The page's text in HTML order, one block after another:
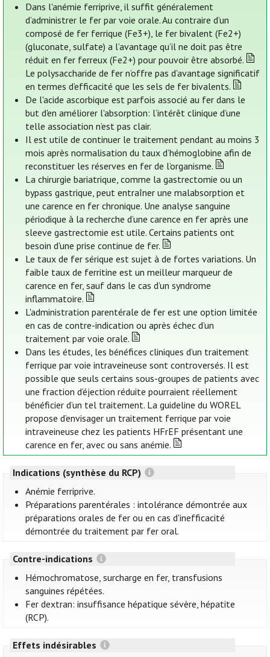
Dans l'anémie ferriprive, il suffit généralement
d’administrer le fer par voie orale. Au contraire d’un
composé de fer ferrique (Fe3+), le fer bivalent (Fe2+)
(gluconate, sulfate) a l’avantage qu’il ne doit pas être
réduit en fer ferreux (Fe2+) pour pouvoir être absorbé.
Le polysaccharide de fer n’offre pas d’avantage significatif
en termes d’efficacité que les sels de fer bivalents.
De l'acide ascorbique est parfois associé au fer dans le
but d'en améliorer l'absorption: l’intérêt clinique d’une
telle association n’est pas clair.
Il est utile de continuer le traitement pendant au moins 3
mois après normalisation du taux d’hémoglobine afin de
reconstituer les réserves en fer de l’organisme.
La chirurgie bariatrique, comme la gastrectomie ou un
bypass gastrique, peut entraîner une malabsorption et
une carence en fer chronique. Une analyse sanguine
périodique à la recherche d’une carence en fer après une
sleeve gastrectomie est utile. Certains patients ont
besoin d'une prise continue de fer.
Le taux de fer sérique est sujet à de fortes variations. Un
faible taux de ferritine est un meilleur marqueur de
carence en fer, sauf dans le cas d’un syndrome
inflammatoire.
L'administration parentérale de fer est une option limitée
en cas de contre-indication ou après échec d’un
traitement par voie orale.
Dans les études, les bénéfices cliniques d’un traitement
ferrique par voie intraveineuse sont controversés. Il est
possible que seuls certains sous-groupes de patients avec
une fraction d’éjection réduite pourraient réellement
bénéficier d’un tel traitement. La guideline du WOREL
propose d’envisager un traitement ferrique par voie
intraveineuse chez les patients HFrEF présentant une
carence en fer, avec ou sans anémie.
Indications (synthèse du RCP)
Anémie ferriprive.
Préparations parentérales : intolérance démontrée aux
préparations orales de fer ou en cas d'inefficacité
démontrée du traitement par fer oral.
Contre-indications
Hémochromatose, surcharge en fer, transfusions
sanguines répétées.
Fer dextran: insuffisance hépatique sévère, hépatite
(RCP).
Effets indésirables